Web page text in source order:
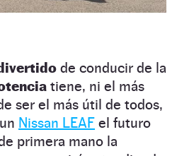
de conducir de la
tiene, ni el más
ser el más útil de todos,
Nissan LEAF el futuro
primera mano la